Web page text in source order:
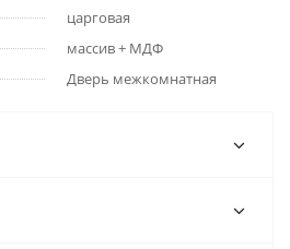
царговая
массив + МДФ
Дверь межкомнатная